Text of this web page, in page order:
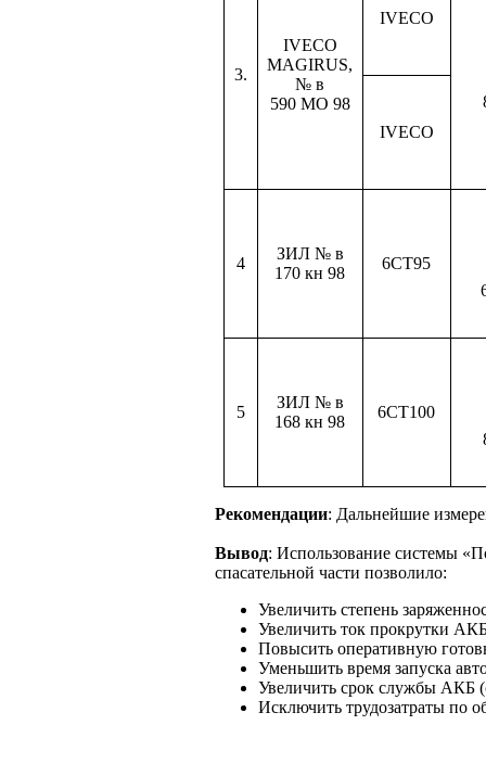
3.
IVECO
MAGIRUS,
№ в
590 МО 98
IVECO
IVECO
4
ЗИЛ № в
170 кн 98
6СТ95
5
ЗИЛ № в
168 кн 98
6СТ100
Рекомендации: Дальнейшие
Вывод: Использование системы
спасательной части позволило:
Увеличить степень
Увеличить ток прокрутки
Повысить оперативную
Уменьшить время запуска
Увеличить срок службы АКБ
Исключить трудозатраты по